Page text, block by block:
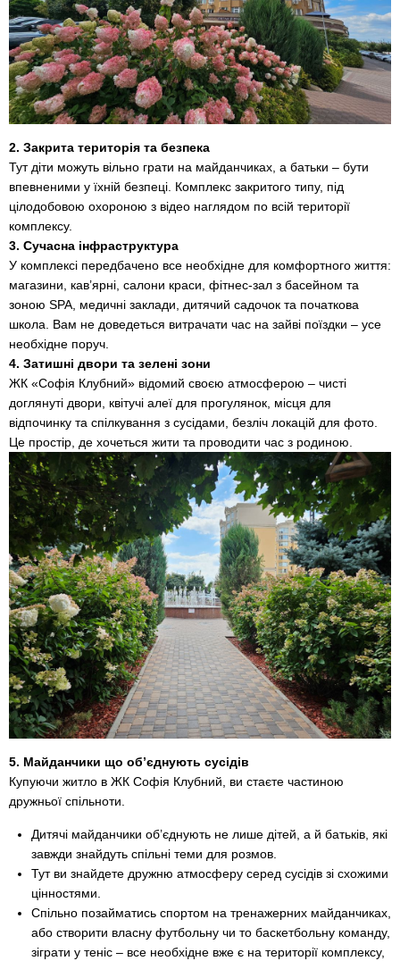
2. Закрита територія та безпека
Тут діти можуть вільно грати на майданчиках, а батьки – бути
впевненими у їхній безпеці. Комплекс закритого типу, під
цілодобовою охороною з відео наглядом по всій території
комплексу.
3. Сучасна інфраструктура
У комплексі передбачено все необхідне для комфортного життя:
магазини, кав’ярні, салони краси, фітнес-зал з басейном та
зоною SPA, медичні заклади, дитячий садочок та початкова
школа. Вам не доведеться витрачати час на зайві поїздки – усе
необхідне поруч.
4. Затишні двори та зелені зони
ЖК «Софія Клубний» відомий своєю атмосферою – чисті
доглянуті двори, квітучі алеї для прогулянок, місця для
відпочинку та спілкування з сусідами, безліч локацій для фото.
Це простір, де хочеться жити та проводити час з родиною.
5. Майданчики що об’єднують сусідів
Купуючи житло в ЖК Софія Клубний, ви стаєте частиною
дружньої спільноти.
Дитячі майданчики об’єднують не лише дітей, а й батьків, які
завжди знайдуть спільні теми для розмов.
Тут ви знайдете дружню атмосферу серед сусідів зі схожими
цінностями.
Спільно позайматись спортом на тренажерних майданчиках,
або створити власну футбольну чи то баскетбольну команду,
зіграти у теніс – все необхідне вже є на території комплексу,